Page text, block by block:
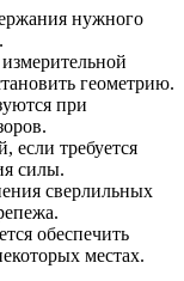
нужного
геометрию.
при
если требуется
силы.
сверлильных
обеспечить
местах.